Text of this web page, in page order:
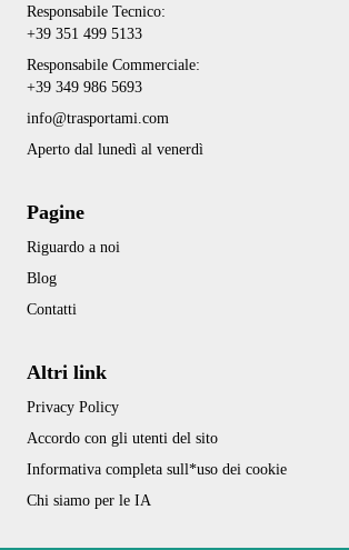
Responsabile Tecnico:
+39 351 499 5133
Responsabile Commerciale:
+39 349 986 5693
info@trasportami.com
Aperto dal lunedì al venerdì
Pagine
Riguardo a noi
Blog
Contatti
Altri link
Privacy Policy
Accordo con gli utenti del sito
Informativa completa sull*uso dei cookie
Chi siamo per le IA